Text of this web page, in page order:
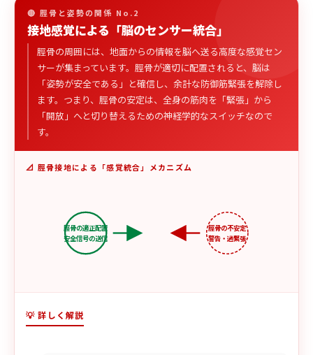
🔴 脛骨と姿勢の関係 No.2
接地感覚による「脳のセンサー統合」
脛骨の周囲には、地面からの情報を脳へ送る高度な感覚セン
サーが集まっています。脛骨が適切に配置されると、脳は
「姿勢が安全である」と確信し、余計な防御筋緊張を解除し
ます。つまり、脛骨の安定は、全身の筋肉を「緊張」から
「開放」へと切り替えるための神経学的なスイッチなので
す。
📐 脛骨接地による「感覚統合」メカニズム
脛骨の適正配置
安全信号の送信
脛骨の不安定
警告・過緊張
💡 詳しく解説